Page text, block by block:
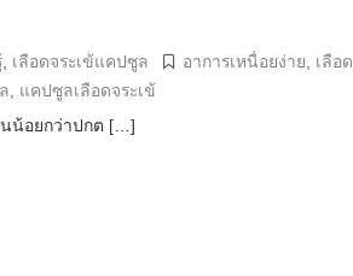
, เลือดจระเข้แคปซูล อาการเหนื่อยง่าย
เลือด
แคปซูลเลือดจระเข้
นน้อยกว่าปกต […]